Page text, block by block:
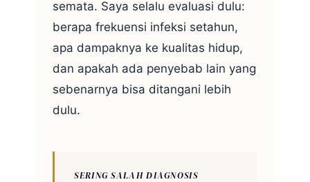
semata. Saya selalu evaluasi dulu:
berapa frekuensi infeksi setahun,
apa dampaknya ke kualitas hidup,
dan apakah ada penyebab lain yang
sebenarnya bisa ditangani lebih
dulu.
SERING SALAH DIAGNOSIS